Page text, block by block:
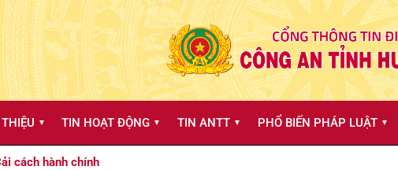
▼ TIN HOẠT ĐỘNG ▼ TIN ANTT ▼ PHỔ BIẾN PHÁP LUẬT ▼
cách hành chính